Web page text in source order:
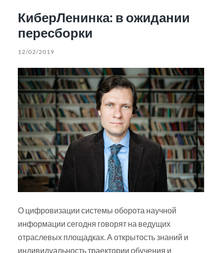
КиберЛенинка: в ожидании
пересборки
12/02/2019
О цифровизации системы оборота научной
информации сегодня говорят на ведущих
отраслевых площадках. А открытость знаний и
индивидуальность траектории обучения и